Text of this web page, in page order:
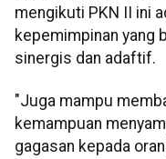
mengikuti PKN II ini
kepemimpinan yang
sinergis dan adaftif.
"Juga mampu
kemampuan
gagasan kepada